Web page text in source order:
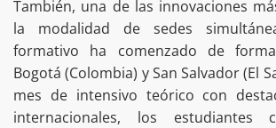
También, una de las innovaciones
la modalidad de sedes
formativo ha comenzado de
Bogotá (Colombia) y San Salvador (El
mes de intensivo teórico con
internacionales, los estudiantes